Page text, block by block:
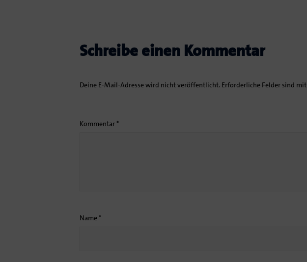
Schreibe einen Kommentar
Deine E-Mail-Adresse wird nicht veröffentlicht. Erforderliche Felder sind mit
Kommentar *
Name *